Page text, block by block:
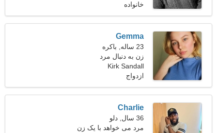
خانواده
Gemma
23 ساله, باکره
زن به دنبال مرد
Kirk Sandall
ازدواج
Charlie
36 سال, دلو
مرد می خواهد با یک زن